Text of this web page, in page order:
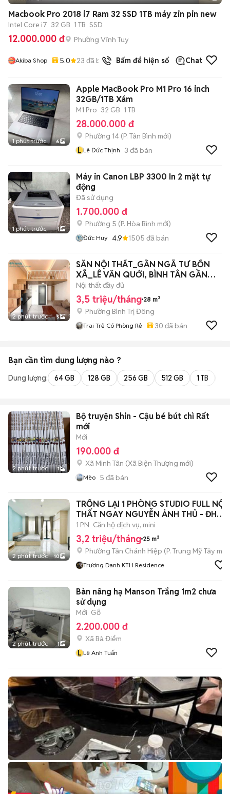
+2
Macbook Pro 2018 i7 Ram 32 SSD 1TB máy zin pin new
Intel Core i7 32 GB 1 TB SSD
12.000.000 đ Phường Vĩnh Tuy
Akiba Shop 5.0 23 đã bán Bấm để hiện số Chat
1 phút trước 6
Apple MacBook Pro M1 Pro 16 inch
32GB/1TB Xám
M1 Pro 32 GB 1 TB
28.000.000 đ
Phường 14 (P. Tân Bình mới)
L Lê Đức Thịnh 3 đã bán
1 phút trước 1
Máy in Canon LBP 3300 In 2 mặt tự
động
Đã sử dụng
1.700.000 đ
Phường 5 (P. Hòa Bình mới)
Đức Huy 4.9 1505 đã bán
2 phút trước 5
SẴN NỘI THẤT_GẦN NGÃ TƯ BỐN
XÃ_LÊ VĂN QUỚI, BÌNH TÂN GẦN
ĐẠI HỌC VHU
Nội thất đầy đủ
3,5 triệu/tháng 28 m²
Phường Bình Trị Đông
Trai Trẻ Có Phòng Rẻ 30 đã bán
Bạn cần tìm dung lượng nào ?
Dung lượng: 64 GB 128 GB 256 GB 512 GB 1 TB
2 phút trước 1
Bộ truyện Shin - Cậu bé bút chì Rất
mới
Mới
190.000 đ
Xã Minh Tân (Xã Biện Thượng mới)
Mèo 5 đã bán
2 phút trước 10
TRỐNG LẠI 1 PHÒNG STUDIO FULL NỘI
THẤT NGAY NGUYỄN ẢNH THỦ - ĐH
HUFLIT
1 PN Căn hộ dịch vụ, mini
3,2 triệu/tháng 25 m²
Phường Tân Chánh Hiệp (P. Trung Mỹ Tây mới)
Trương Danh KTH Residence
2 phút trước 1
Bàn nâng hạ Manson Trắng 1m2 chưa
sử dụng
Mới Gỗ
2.200.000 đ
Xã Bà Điểm
L Lê Anh Tuấn